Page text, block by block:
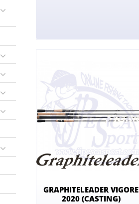
GRAPHITELEADER VIGORE
2020 (CASTING)